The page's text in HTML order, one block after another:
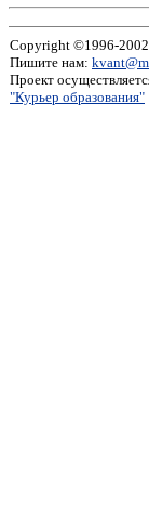
Copyright ©1996-2002
Пишите нам:
Проект
"Курьер образования"